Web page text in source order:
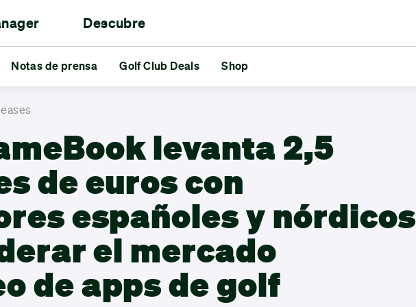
de prensa Golf Club Deals Shop
Torneos Reds vs Blues Amigos
los golfistas
Descubre
Notas de prensa Golf Club Deals Shop
levanta 2,5
de euros con
españoles y nórdicos
el mercado
de apps de golf